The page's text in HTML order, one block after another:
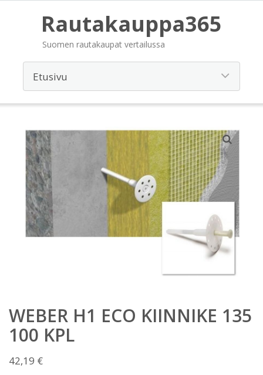
Rautakauppa365
Suomen rautakaupat vertailussa
WEBER H1 ECO KIINNIKE 135
100 KPL
42,19 €